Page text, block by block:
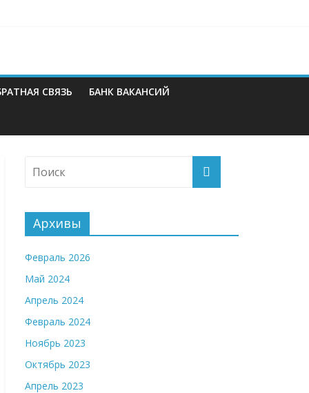
СВЯЗЬ БАНК ВАКАНСИЙ
Архивы
Февраль 2026
Май 2024
Апрель 2024
Февраль 2024
Ноябрь 2023
Октябрь 2023
Апрель 2023